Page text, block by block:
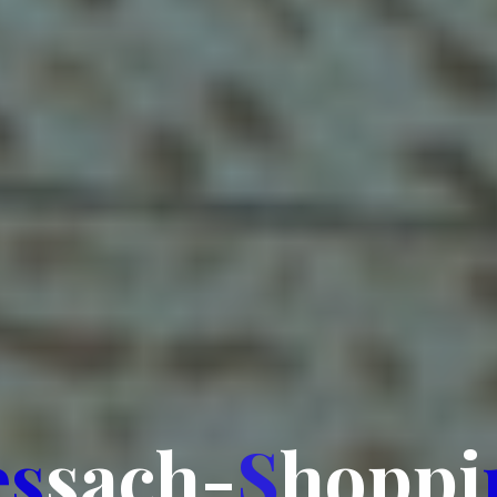
ssach-Shoppi